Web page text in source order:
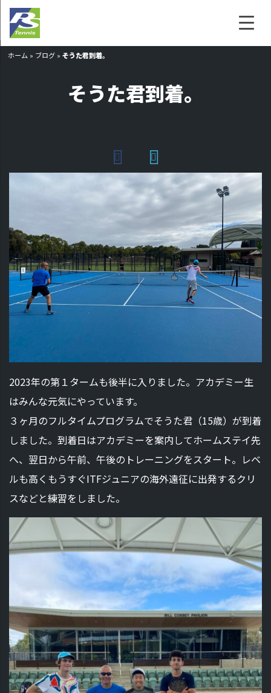
ホーム » ブログ »そうた君到着。
そうた君到着。
2023年の第１タームも後半に入りました。アカデミー生
はみんな元気にやっています。
３ヶ月のフルタイムプログラムでそうた君（15歳）が到着
しました。到着日はアカデミーを案内してホームステイ先
へ、翌日から午前、午後のトレーニングをスタート。レベ
ルも高くもうすぐITFジュニアの海外遠征に出発するクリ
スなどと練習をしました。